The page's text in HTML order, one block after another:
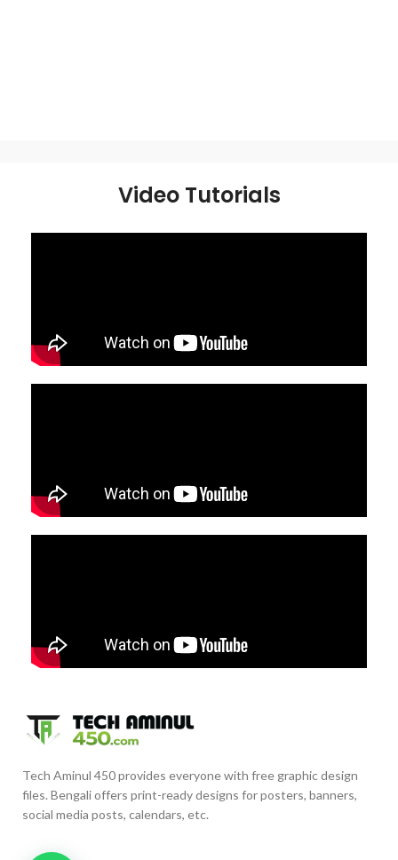
Video Tutorials
Tech Aminul 450 provides everyone with free graphic design
files. Bengali offers print-ready designs for posters, banners,
social media posts, calendars, etc.